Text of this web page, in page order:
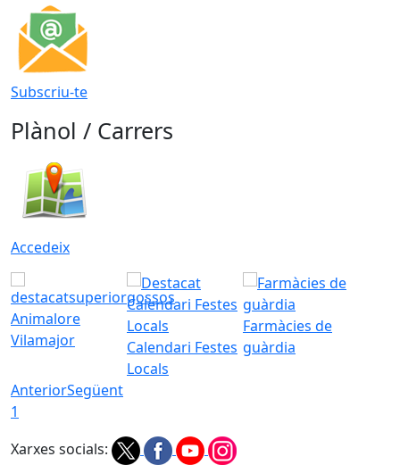
Subscriu-te
Plànol / Carrers
Accedeix
Animalore
Vilamajor
Calendari Festes
Locals
Farmàcies de
guàrdia
AnteriorSegüent
1
Xarxes socials: